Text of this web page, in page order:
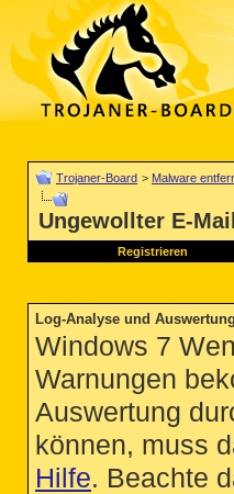
Trojaner-Board > Malware
Ungewollter E-
Registrieren
Log-Analyse und Auswertung
Windows 7
Warnungen
Auswertung
können, muss
Hilfe. Beachte